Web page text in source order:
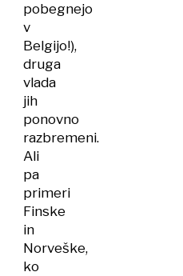
pobegnejo
v
Belgijo!),
druga
vlada
jih
ponovno
razbremeni.
Ali
pa
primeri
Finske
in
Norveške,
ko